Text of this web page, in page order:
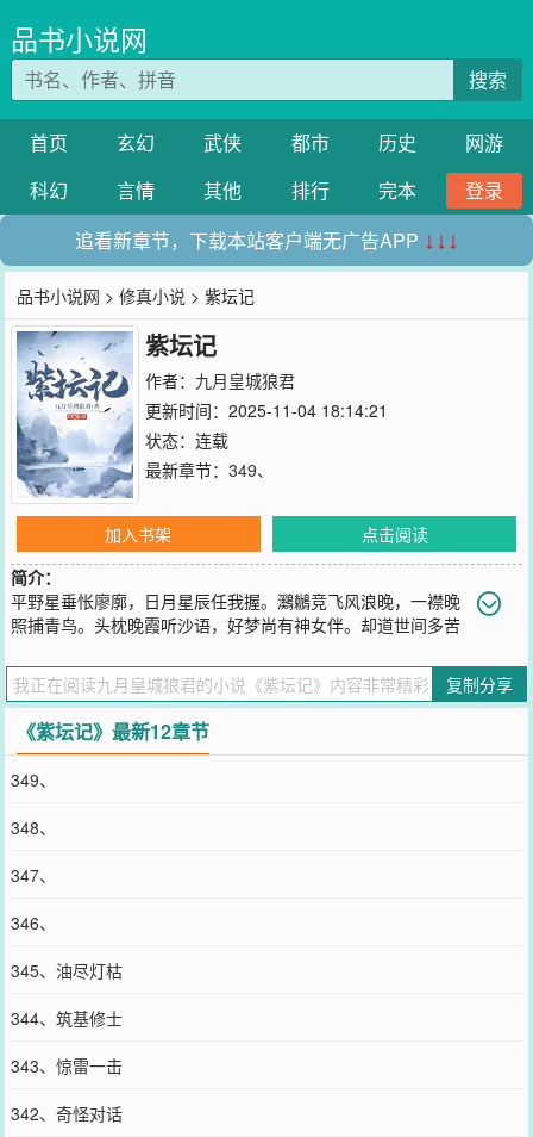
品书小说网
搜索
首页 玄幻 武侠 都市 历史
网游
科幻
言情 其他 排行 完本
登录
追看新章节，下载本站客户端无广告APP ↓↓↓
品书小说网 >修真小说 > 紫坛记
紫坛记
作者： 九月皇城狼君
更新时间：2025-11-04 18:14:21
状态：连载
最新章节： 349、
加入书架
点击阅读
简介：
平野星垂怅廖廓，日月星辰任我握。鸂鶒竞飞风浪晚，一襟晚
照捕青鸟。头枕晚霞听沙语，好梦尚有神女伴。却道世间多苦
您要是觉得《紫坛记》还不错的话请不要忘记向您QQ群和微博微信里
的朋友推荐哦！
复制分享
《紫坛记》最新12章节
349、
348、
347、
346、
345、油尽灯枯
344、筑基修士
343、惊雷一击
342、奇怪对话